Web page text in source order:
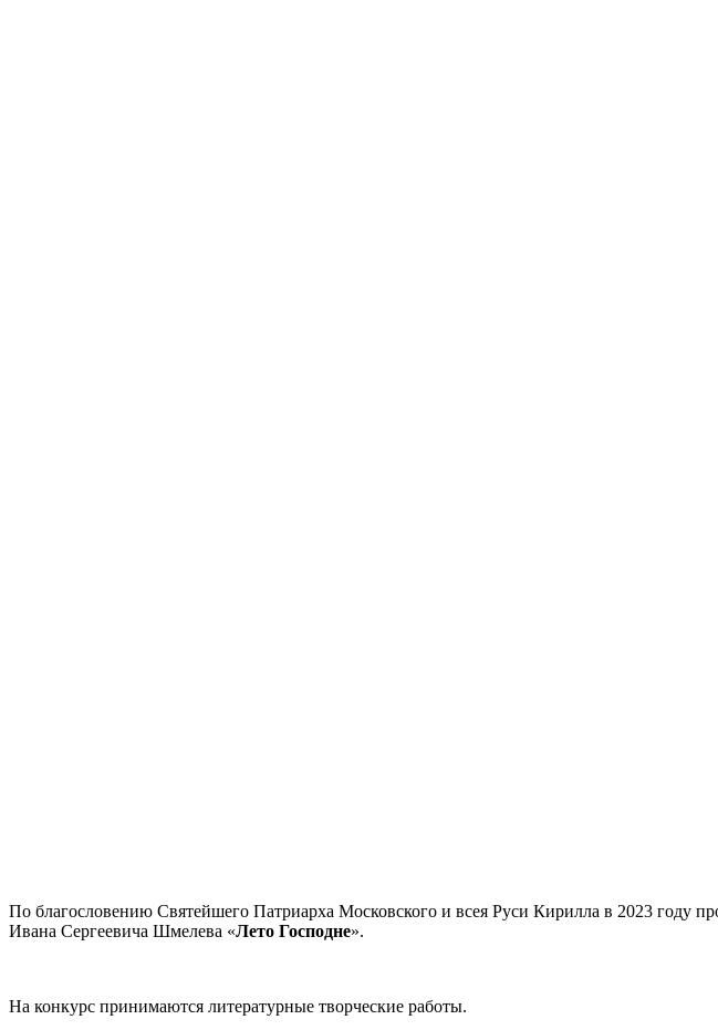
По благословению Святейшего Патриарха Московского и всея Руси Кирилла в 2023 году
Ивана Сергеевича Шмелева «Лето Господне».
На конкурс принимаются литературные творческие работы.